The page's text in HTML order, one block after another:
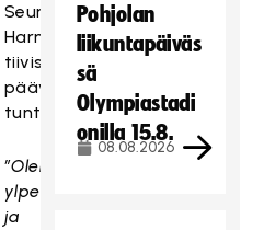
Seuraavassa
Harnesk
tiivistää
päävalmentajakautensa
tuntoja.
”Olen
ylpeä
ja
Pohjolan
liikuntapäiväs
sä
Olympiastadi
onilla 15.8.
08.08.2026